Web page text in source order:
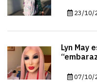
23/10/
Lyn May
07/10/